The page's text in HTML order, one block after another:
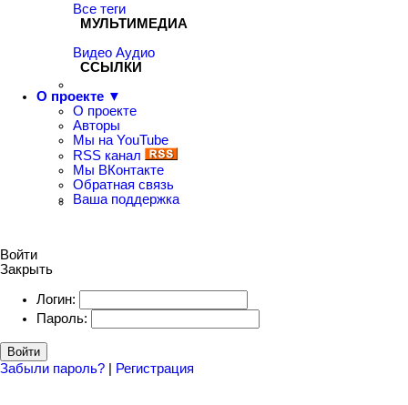
Все теги
МУЛЬТИМЕДИА
Видео Аудио
ССЫЛКИ
О проекте ▼
О проекте
Авторы
Мы на YouTube
RSS канал
Мы ВКонтакте
Обратная связь
Ваша поддержка
Войти
Закрыть
Логин:
Пароль:
Войти
Забыли пароль? | Регистрация